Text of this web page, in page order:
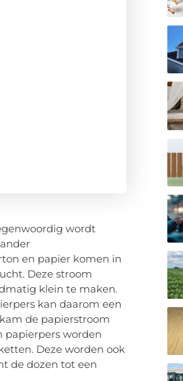
wordt
en papier komen in
Deze stroom
klein te maken.
kan daarom een
de papierstroom
papierpers worden
Deze worden ook
de dozen tot een